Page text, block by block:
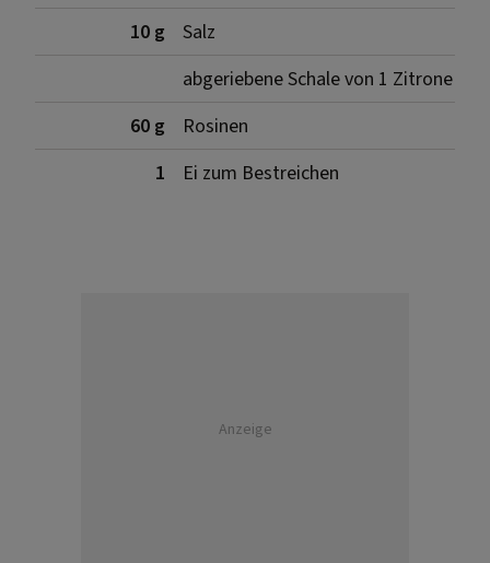
10 g
Salz
abgeriebene Schale von 1 Zitrone
60 g
Rosinen
1
Ei zum Bestreichen
Anzeige